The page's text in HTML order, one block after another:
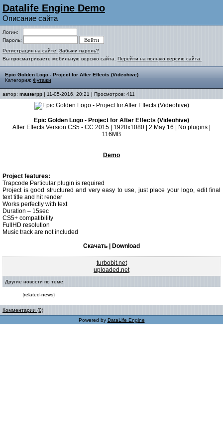
Datalife Engine Demo
Описание сайта
Логин:
Пароль:
Регистрация на сайте! Забыли пароль?
Вы просматриваете мобильную версию сайта. Перейти на полную версию сайта.
Epic Golden Logo - Project for After Effects (Videohive)
Категория: Футажи
автор: masterpp | 11-05-2016, 20:21 | Просмотров: 411
Epic Golden Logo - Project for After Effects (Videohive)
After Effects Version CS5 - CC 2015 | 1920x1080 | 2 May 16 | No plugins |
116MB
Demo
Project features:
Trapcode Particular plugin is required
Project is good structured and very easy to use, just place your logo, edit final
text title and hit render
Works perfectly with text
Duration – 15sec
CS5+ compatibility
FullHD resolution
Music track are not included
Скачать | Download
turbobit.net
uploaded.net
Другие новости по теме:
{related-news}
Комментарии (0)
Powered by DataLife Engine